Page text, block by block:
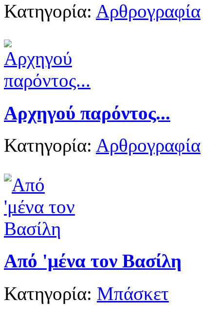
Κατηγορία: Αρθρογραφία
Αρχηγού παρόντος...
Κατηγορία: Αρθρογραφία
Από 'μένα τον Βασίλη
Κατηγορία: Μπάσκετ